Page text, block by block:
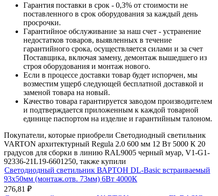
Гарантия поставки в срок - 0,3% от стоимости не
поставленного в срок оборудования за каждый день
просрочки.
Гарантийное обслуживание за наш счет - устранение
недостатков товаров, выявленных в течение
гарантийного срока, осуществляется силами и за счет
Поставщика, включая замену, демонтаж вышедшего из
строя оборудования и монтаж нового.
Если в процессе доставки товар будет испорчен, мы
возместим ущерб следующей бесплатной доставкой и
заменой товара на новый.
Качество товара гарантируется заводом производителем
и подтверждается приложенным к каждой товарной
единице паспортом на изделие и гарантийным талоном.
Покупатели, которые приобрели Светодиодный светильник
VARTON архитектурный Regula 2.0 600 мм 12 Вт 5000 К 20
градусов для сборки в линию RAL9005 черный муар, V1-G1-
92336-21L19-6601250, также купили
Светодиодный светильник ВАРТОН DL-Basic встраиваемый
93х50мм (монтаж.отв. 73мм) 6Вт 4000К
276,81 ₽